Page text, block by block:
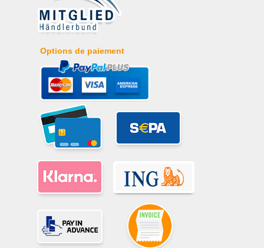
Options de paiement